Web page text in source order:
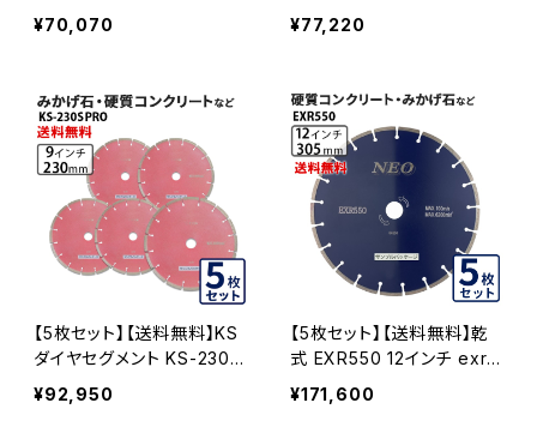
ロ7インチ 180mm みかげ
石・硬質コンクリートなどの
イヤモンドカッター 刃 (ks-1
80spro-05)
¥70,070
プロ (ks-205spro) 8イン
チ みかげ石・硬質コンクリ
5
¥77,220
【5枚セット】【送料無料】KS
ダイヤセグメント KS-230S
プロ 9インチ みかげ石・硬
質コンクリートなど (ks-23
¥92,950
【5枚セット】【送料無料】乾
式 EXR550 12インチ exr5
50-12 硬質コンクリート・み
かげ石など EXR550-12-0
¥171,600